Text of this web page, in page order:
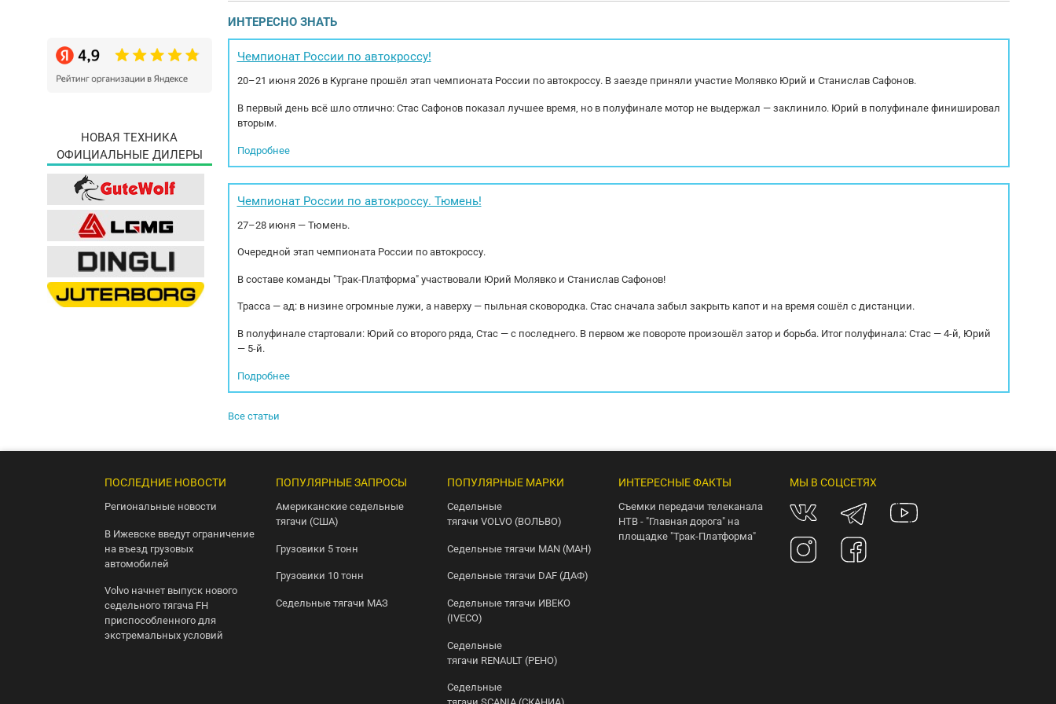
Дисковые Тип подвески: Пневмо/рессорная Резина...
ИНТЕРЕСНО ЗНАТЬ
Чемпионат России по автокроссу!
20–21 июня 2026 в Кургане прошёл этап чемпионата России по автокроссу. В заезде приняли участие Молявко Юрий и Станислав Сафонов.
В первый день всё шло отлично: Стас Сафонов показал лучшее время, но в полуфинале мотор не выдержал — заклинило. Юрий в полуфинале финишировал
вторым.
Подробнее
Чемпионат России по автокроссу. Тюмень!
27–28 июня — Тюмень.
Очередной этап чемпионата России по автокроссу.
В составе команды "Трак-Платформа" участвовали Юрий Молявко и Станислав Сафонов!
Трасса — ад: в низине огромные лужи, а наверху — пыльная сковородка. Стас сначала забыл закрыть капот и на время сошёл с дистанции.
В полуфинале стартовали: Юрий со второго ряда, Стас — с последнего. В первом же повороте произошёл затор и борьба. Итог полуфинала: Стас — 4-й, Юрий
— 5-й.
Подробнее
Все статьи
НОВАЯ ТЕХНИКА
ОФИЦИАЛЬНЫЕ ДИЛЕРЫ
ПОСЛЕДНИЕ НОВОСТИ
Региональные новости
В Ижевске введут ограничение
на въезд грузовых
автомобилей
Volvo начнет выпуск нового
седельного тягача FH
приспособленного для
экстремальных условий
ПОПУЛЯРНЫЕ ЗАПРОСЫ
Американские седельные
тягачи (США)
Грузовики 5 тонн
Грузовики 10 тонн
Седельные тягачи МАЗ
ПОПУЛЯРНЫЕ МАРКИ
Седельные
тягачи VOLVO (ВОЛЬВО)
Седельные тягачи MAN (МАН)
Седельные тягачи DAF (ДАФ)
Седельные тягачи ИВЕКО
(IVECO)
Седельные
тягачи RENAULT (РЕНО)
Седельные
ИНТЕРЕСНЫЕ ФАКТЫ
Съемки передачи телеканала
НТВ - "Главная дорога" на
площадке "Трак-Платформа"
МЫ В СОЦСЕТЯХ